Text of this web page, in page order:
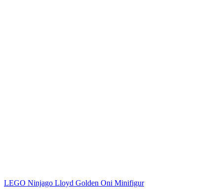
LEGO Ninjago Lloyd Golden Oni Minifigur